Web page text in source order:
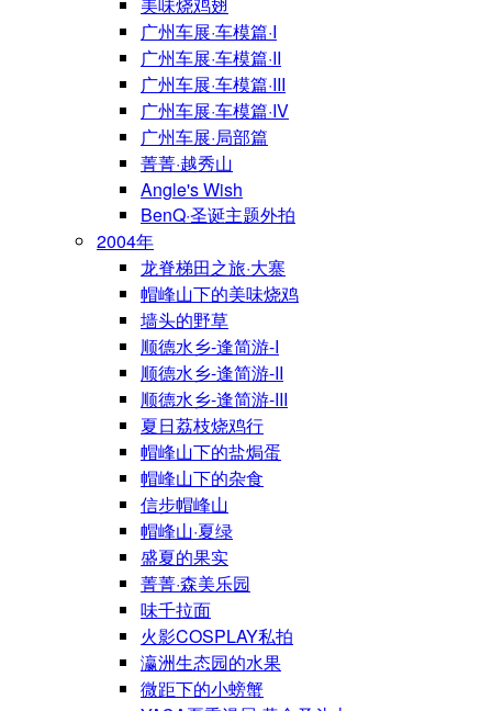
美味烧鸡翅
广州车展·车模篇·I
广州车展·车模篇·II
广州车展·车模篇·III
广州车展·车模篇·IV
广州车展·局部篇
菁菁·越秀山
Angle's Wish
BenQ·圣诞主题外拍
2004年
龙脊梯田之旅·大寨
帽峰山下的美味烧鸡
墙头的野草
顺德水乡-逢简游-I
顺德水乡-逢简游-II
顺德水乡-逢简游-III
夏日荔枝烧鸡行
帽峰山下的盐焗蛋
帽峰山下的杂食
信步帽峰山
帽峰山·夏绿
盛夏的果实
菁菁·森美乐园
味千拉面
火影COSPLAY私拍
瀛洲生态园的水果
微距下的小螃蟹